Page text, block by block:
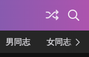
男同志 女同志